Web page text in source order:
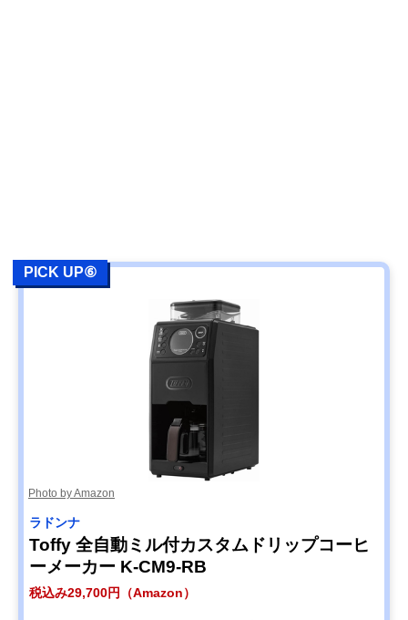
PICK UP⑥
Photo by Amazon
ラドンナ
Toffy 全自動ミル付カスタムドリップコーヒ
ーメーカー K-CM9-RB
税込み29,700円（Amazon）